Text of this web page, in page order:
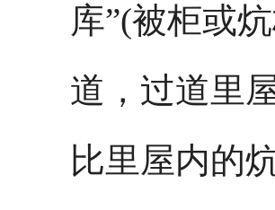
库”(被柜或
道，过道里
比里屋内的